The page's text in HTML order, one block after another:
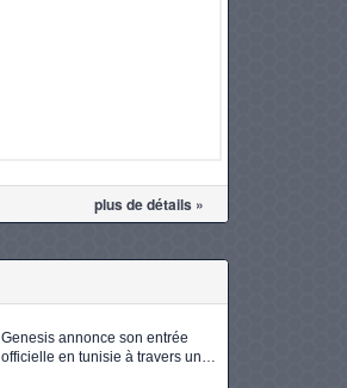
plus de détails »
Genesis annonce son entrée
officielle en tunisie à travers un…